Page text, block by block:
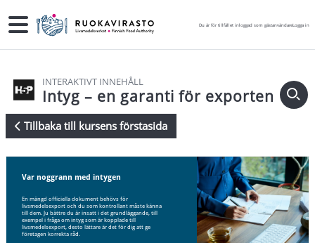
Sidopanel Du är för tillfället inloggad som gästanvändareLogga in
INTERAKTIVT INNEHÅLL
Intyg – en garanti för exporten
Tillbaka till kursens förstasida